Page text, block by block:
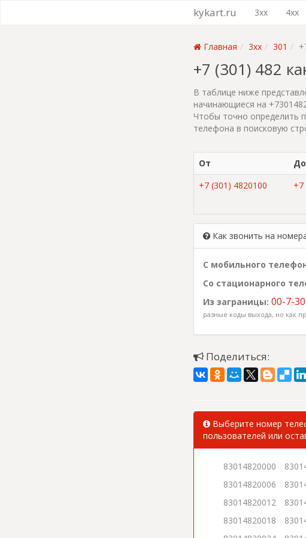
kykart.ru 3xx 4xx
Главная 3xx 301
+7 (301) 482
В таблице ниже
начинающиеся на
Чтобы точно определить
телефона в поисковую
От До
+7 (301) 4820100
+7
Как звонить на
С мобильного
Со стационарного
Из заграницы: 00-7-
разные коды выхода, но как
Поделиться:
Выберите номер
пользователей или
83014820000
83014820006
83014820012
83014820018